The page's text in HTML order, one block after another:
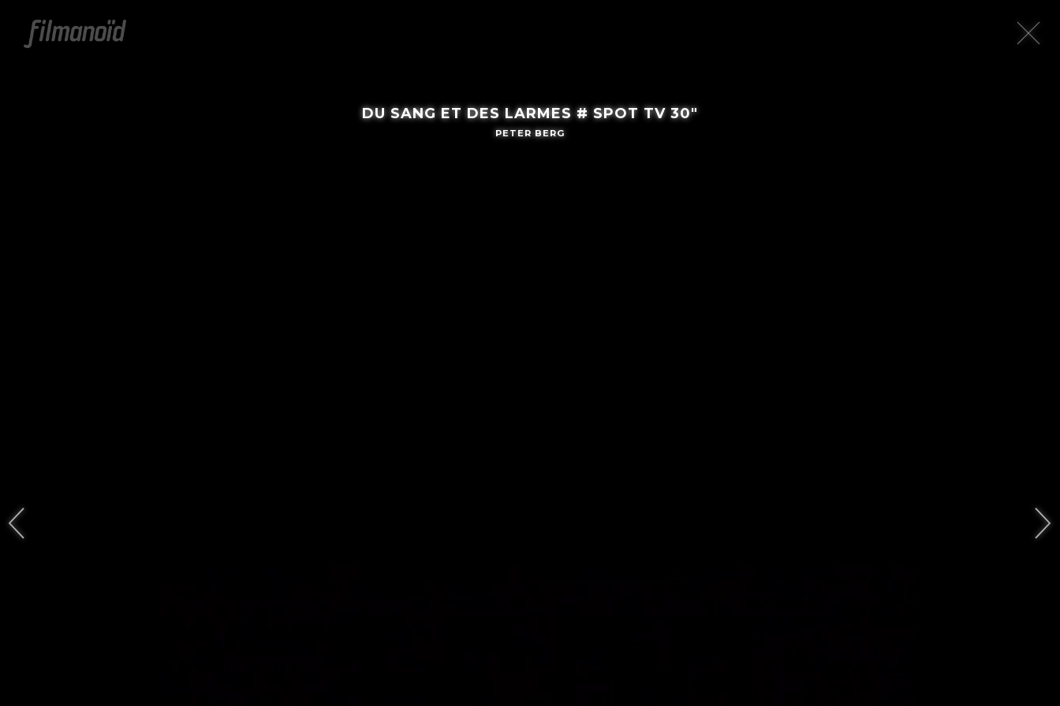
DU SANG ET DES LARMES # SPOT TV 30″
PETER BERG